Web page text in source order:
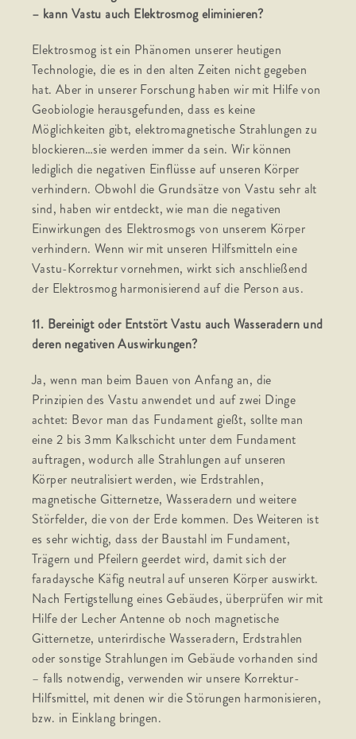
– kann Vastu auch Elektrosmog eliminieren?
Elektrosmog ist ein Phänomen unserer heutigen
Technologie, die es in den alten Zeiten nicht gegeben
hat. Aber in unserer Forschung haben wir mit Hilfe von
Geobiologie herausgefunden, dass es keine
Möglichkeiten gibt, elektromagnetische Strahlungen zu
blockieren…sie werden immer da sein. Wir können
lediglich die negativen Einflüsse auf unseren Körper
verhindern. Obwohl die Grundsätze von Vastu sehr alt
sind, haben wir entdeckt, wie man die negativen
Einwirkungen des Elektrosmogs von unserem Körper
verhindern. Wenn wir mit unseren Hilfsmitteln eine
Vastu-Korrektur vornehmen, wirkt sich anschließend
der Elektrosmog harmonisierend auf die Person aus.
11. Bereinigt oder Entstört Vastu auch Wasseradern und
deren negativen Auswirkungen?
Ja, wenn man beim Bauen von Anfang an, die
Prinzipien des Vastu anwendet und auf zwei Dinge
achtet: Bevor man das Fundament gießt, sollte man
eine 2 bis 3mm Kalkschicht unter dem Fundament
auftragen, wodurch alle Strahlungen auf unseren
Körper neutralisiert werden, wie Erdstrahlen,
magnetische Gitternetze, Wasseradern und weitere
Störfelder, die von der Erde kommen. Des Weiteren ist
es sehr wichtig, dass der Baustahl im Fundament,
Trägern und Pfeilern geerdet wird, damit sich der
faradaysche Käfig neutral auf unseren Körper auswirkt.
Nach Fertigstellung eines Gebäudes, überprüfen wir mit
Hilfe der Lecher Antenne ob noch magnetische
Gitternetze, unterirdische Wasseradern, Erdstrahlen
oder sonstige Strahlungen im Gebäude vorhanden sind
– falls notwendig, verwenden wir unsere Korrektur-
Hilfsmittel, mit denen wir die Störungen harmonisieren,
bzw. in Einklang bringen.